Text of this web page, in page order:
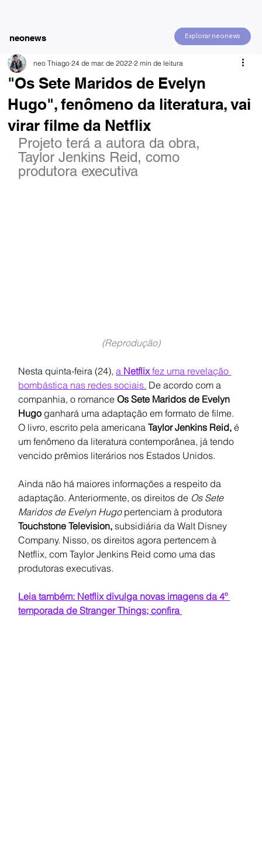
Explorar neonews
neonews
"Os Sete Maridos de Evelyn
Hugo", fenômeno da literatura, vai
virar filme da Netflix
neo Thiago 24 de mar. de 2022 2 min de leitura
Projeto terá a autora da obra,
Taylor Jenkins Reid, como
produtora executiva
(Reprodução)
Nesta quinta-feira (24), a Netflix fez uma revelação
bombástica nas redes sociais. De acordo com a
companhia, o romance Os Sete Maridos de Evelyn
Hugo ganhará uma adaptação em formato de filme.
O livro, escrito pela americana Taylor Jenkins Reid, é
um fenômeno da literatura contemporânea, já tendo
vencido prêmios literários nos Estados Unidos.
Ainda não há maiores informações a respeito da
adaptação. Anteriormente, os direitos de Os Sete
Maridos de Evelyn Hugo pertenciam à produtora
Touchstone Television, subsidiária da Walt Disney
Company. Nisso, os direitos agora pertencem à
Netflix, com Taylor Jenkins Reid como uma das
produtoras executivas.
Leia também: Netflix divulga novas imagens da 4º
temporada de Stranger Things; confira